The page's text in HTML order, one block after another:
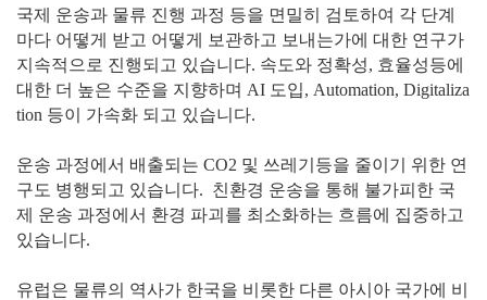
국제 운송과 물류 진행 과정 등을 면밀히 검토하여 각 단계
마다 어떻게 받고 어떻게 보관하고 보내는가에 대한 연구가
지속적으로 진행되고 있습니다. 속도와 정확성, 효율성등에
대한 더 높은 수준을 지향하며 AI 도입, Automation, Digitaliza
tion 등이 가속화 되고 있습니다.
운송 과정에서 배출되는 CO2 및 쓰레기등을 줄이기 위한 연
구도 병행되고 있습니다. 친환경 운송을 통해 불가피한 국
제 운송 과정에서 환경 파괴를 최소화하는 흐름에 집중하고
있습니다.
유럽은 물류의 역사가 한국을 비롯한 다른 아시아 국가에 비